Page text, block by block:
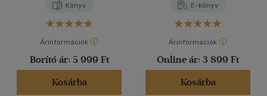
Könyv
Árinformációk
Borító ár: 5 999 Ft
Kosárba
E-könyv
Árinformációk
Online ár: 3 899 Ft
Kosárba